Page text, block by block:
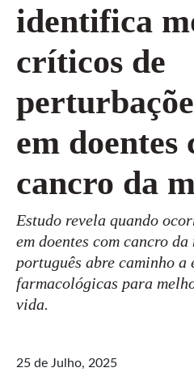
identifica
críticos de
em doentes
cancro da
Estudo revela quando
em doentes com cancro
português abre caminho a
farmacológicas para
vida.
25 de Julho, 2025